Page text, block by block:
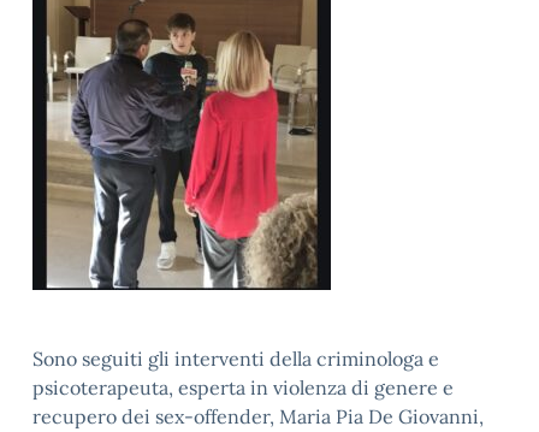
Sono seguiti gli interventi della criminologa e
psicoterapeuta, esperta in violenza di genere e
recupero dei sex-offender, Maria Pia De Giovanni,